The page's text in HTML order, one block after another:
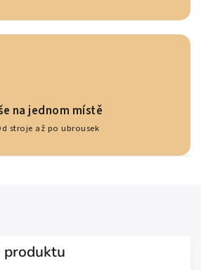
na jednom místě
stroje až po ubrousek
produktu